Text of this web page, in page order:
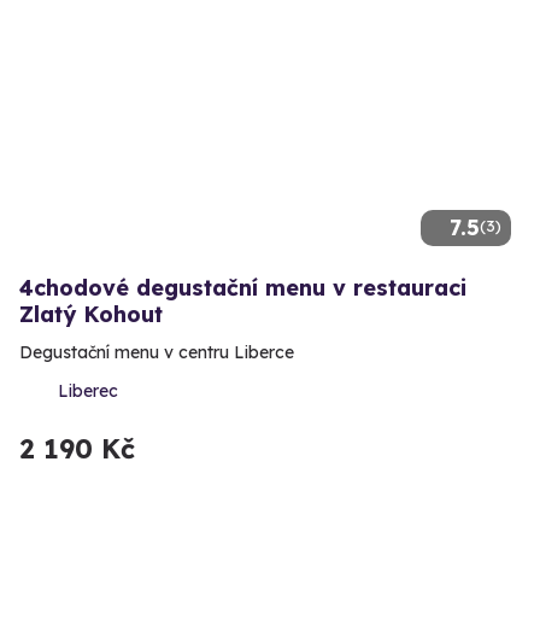
7.5(3)
4chodové degustační menu v restauraci
Zlatý Kohout
Degustační menu v centru Liberce
Liberec
2 190 Kč